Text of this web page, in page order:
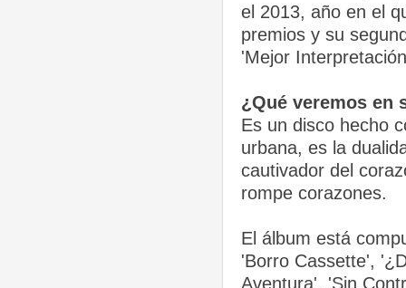
el 2013, año en el
premios y su
'Mejor
¿Qué veremos en
Es un disco hecho
urbana, es la
cautivador del
rompe corazones.
El álbum está
'Borro Cassette',
Aventura', 'Sin